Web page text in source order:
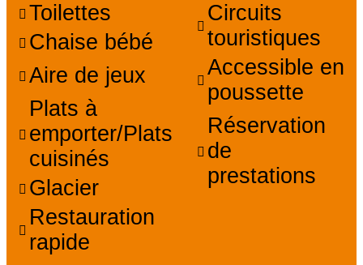
Toilettes
Chaise bébé
Aire de jeux
Plats à
emporter/Plats
cuisinés
Glacier
Restauration
rapide
Circuits
touristiques
Accessible en
poussette
Réservation
de
prestations